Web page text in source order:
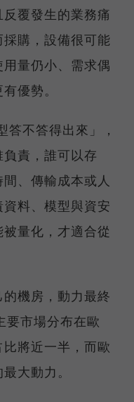
覆發生的業務痛
購，設備很可能
量仍小、需求偶
優勢。
答不答得出來」，
責，誰可以存
、傳輸成本或人
料、模型與資安
量化，才適合從
機房，動力最終
要市場分布在歐
將近一半，而歐
大動力。